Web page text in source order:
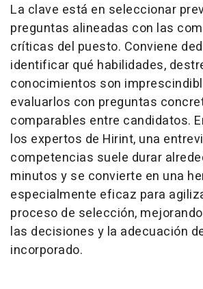
La clave está en seleccionar
preguntas alineadas con las
críticas del puesto. Conviene
identificar qué habilidades,
conocimientos son
evaluarlos con preguntas
comparables entre candidatos.
los expertos de Hirint, una
competencias suele durar
minutos y se convierte en una
especialmente eficaz para
proceso de selección,
las decisiones y la adecuación
incorporado.